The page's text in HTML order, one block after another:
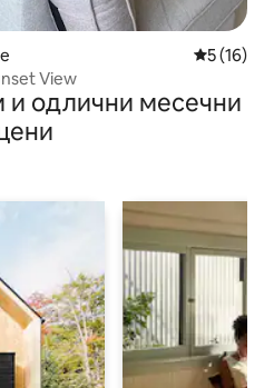
Просечна
5 (16)
View
и одлични месечни